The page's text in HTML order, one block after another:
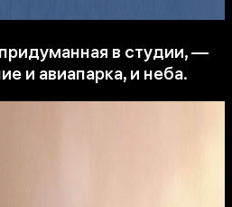
в студии, —
и авиапарка, и неба.